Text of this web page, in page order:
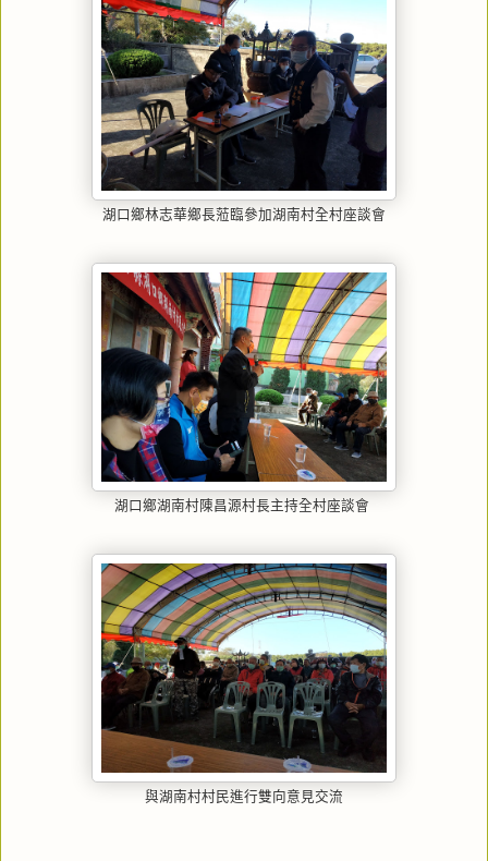
湖口鄉林志華鄉長蒞臨參加湖南村全村座談會
湖口鄉湖南村陳昌源村長主持全村座談會
與湖南村村民進行雙向意見交流